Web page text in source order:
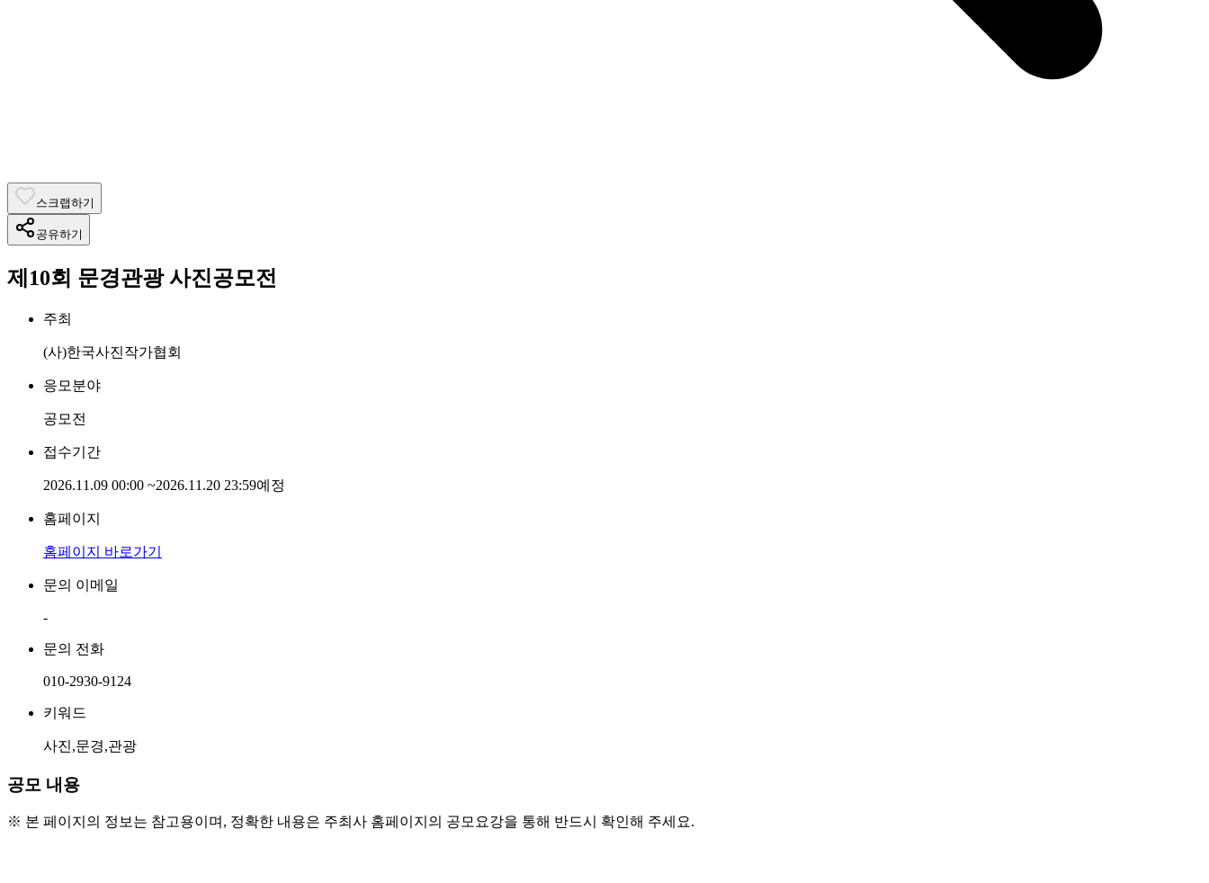
스크랩하기
공유하기
제10회 문경관광 사진공모전
주최
(사)한국사진작가협회
응모분야
공모전
접수기간
2026.11.09 00:00 ~2026.11.20 23:59예정
홈페이지
홈페이지 바로가기
문의 이메일
-
문의 전화
010-2930-9124
키워드
사진,문경,관광
공모 내용
※ 본 페이지의 정보는 참고용이며, 정확한 내용은 주최사 홈페이지의 공모요강을 통해 반드시 확인해 주세요.